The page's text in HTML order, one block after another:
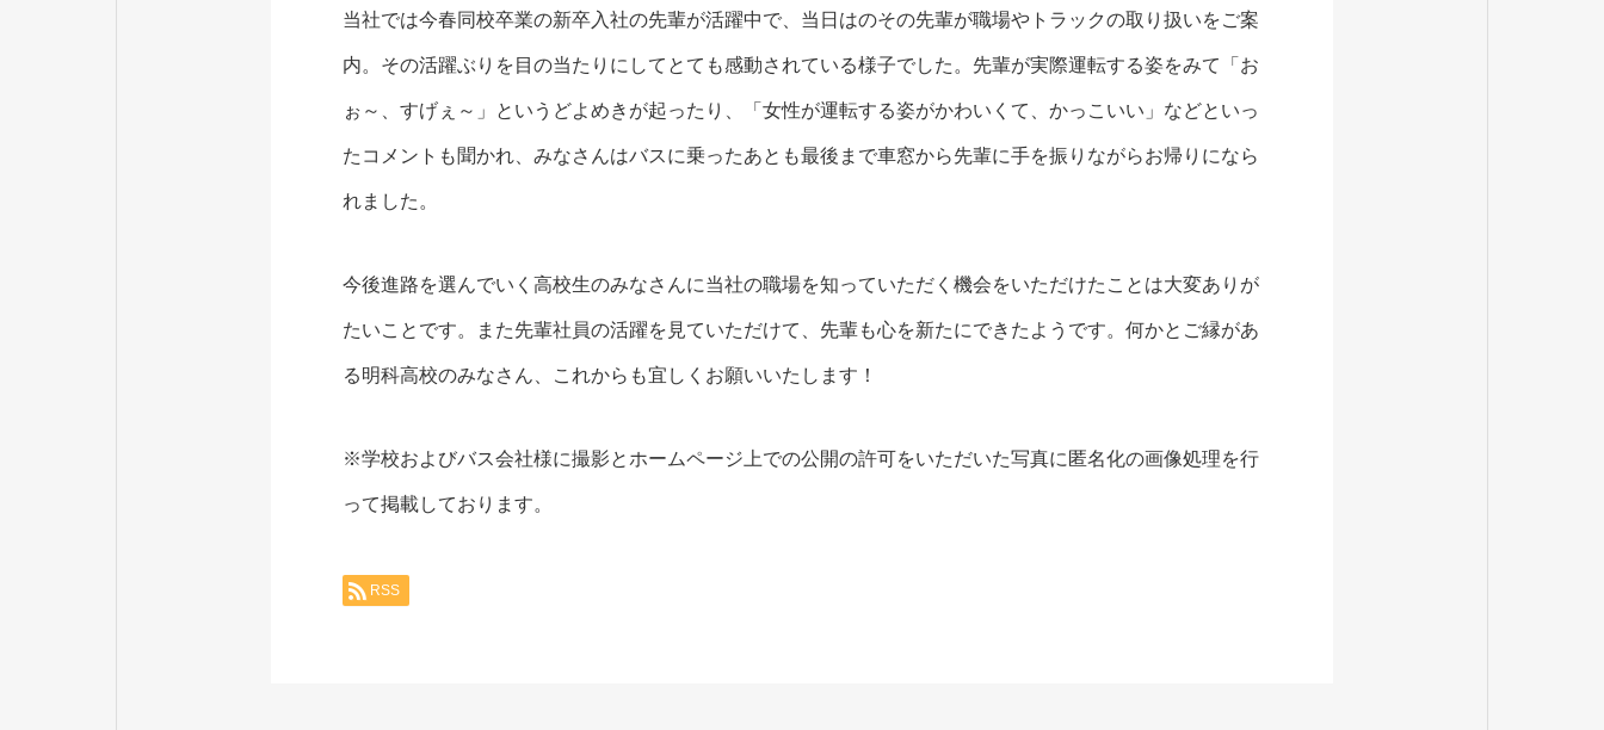
当社では今春同校卒業の新卒入社の先輩が活躍中で、当日はのその先輩が職場やトラックの取り扱いをご案
内。その活躍ぶりを目の当たりにしてとても感動されている様子でした。先輩が実際運転する姿をみて「お
ぉ～、すげぇ～」というどよめきが起ったり、「女性が運転する姿がかわいくて、かっこいい」などといっ
たコメントも聞かれ、みなさんはバスに乗ったあとも最後まで車窓から先輩に手を振りながらお帰りになら
れました。
今後進路を選んでいく高校生のみなさんに当社の職場を知っていただく機会をいただけたことは大変ありが
たいことです。また先輩社員の活躍を見ていただけて、先輩も心を新たにできたようです。何かとご縁があ
る明科高校のみなさん、これからも宜しくお願いいたします！
※学校およびバス会社様に撮影とホームページ上での公開の許可をいただいた写真に匿名化の画像処理を行
って掲載しております。
RSS